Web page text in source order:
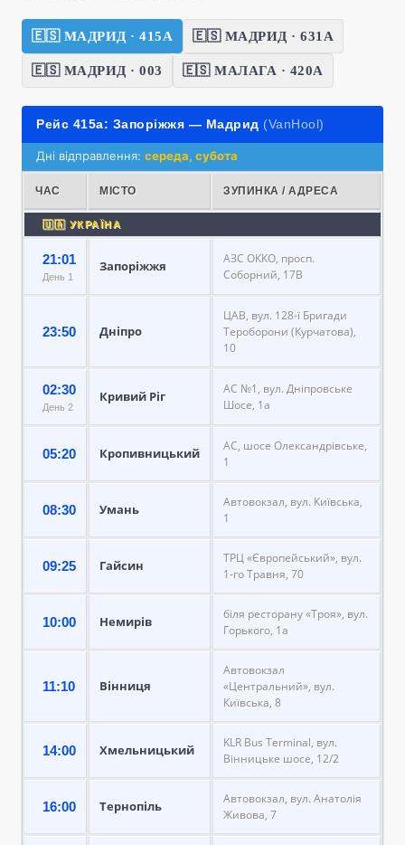
🇪🇸 МАДРИД · 415А 🇪🇸 МАДРИД · 631А
🇪🇸 МАДРИД · 003 🇪🇸 МАЛАГА · 420А
Рейс 415а: Запоріжжя — Мадрид (VanHool)
Дні відправлення: середа, субота
ЧАС МІСТО ЗУПИНКА / АДРЕСА
🇺🇦 УКРАЇНА
21:01
День 1
Запоріжжя
АЗС ОККО, просп.
Соборний, 17В
23:50 Дніпро
ЦАВ, вул. 128-ї Бригади
Тероборони (Курчатова),
10
02:30
День 2
Кривий Ріг
АС №1, вул. Дніпровське
Шосе, 1а
05:20 Кропивницький
АС, шосе Олександрівське,
1
08:30 Умань
Автовокзал, вул. Київська,
1
09:25 Гайсин
ТРЦ «Європейський», вул.
1-го Травня, 70
10:00 Немирів
біля ресторану «Троя», вул.
Горького, 1а
11:10 Вінниця
Автовокзал
«Центральний», вул.
Київська, 8
14:00 Хмельницький
KLR Bus Terminal, вул.
Вінницьке шосе, 12/2
16:00 Тернопіль
Автовокзал, вул. Анатолія
Живова, 7